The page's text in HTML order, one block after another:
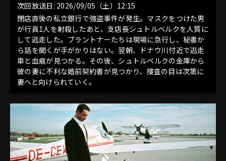
次回放送日: 2026/09/05（土）12:15
閉店直後の私立銀行で強盗事件が発生。マスクをつけた男
が行員1人を射殺したあと、支店長シュトルベルクを人質に
して逃走した。ブラントナーたちは現場に急行し、秘書か
ら話を聞くが手がかりはない。翌朝、ドナウ川付近で逃走
車と血痕が見つかる。その後、シュトルベルクの金庫から
彼の妻に不利な婚前契約書が見つかり、捜査の目は次第に
妻へと向けられていく。